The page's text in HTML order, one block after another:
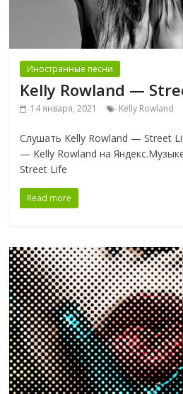
Иностранные песни
Kelly Rowland —
14 января, 2021 Kelly Rowland
Слушать Kelly Rowland — Street
— Kelly Rowland на
Street Life
Read more